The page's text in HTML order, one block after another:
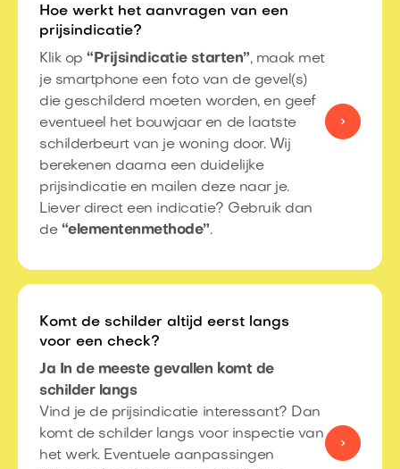
Hoe werkt het aanvragen van een
prijsindicatie?
Klik op“Prijsindicatie starten”, maak met
je smartphone een foto van de gevel(s)
die geschilderd moeten worden, en geef
eventueel het bouwjaar en de laatste
schilderbeurt van je woning door. Wij
berekenen daarna een duidelijke
prijsindicatie en mailen deze naar je.
Liever direct een indicatie? Gebruik dan
de “elementenmethode”.
Komt de schilder altijd eerst langs
voor een check?
Ja In de meeste gevallen komt de
schilder langs
Vind je de prijsindicatie interessant? Dan
komt de schilder langs voor inspectie van
het werk.​ Eventuele aanpassingen